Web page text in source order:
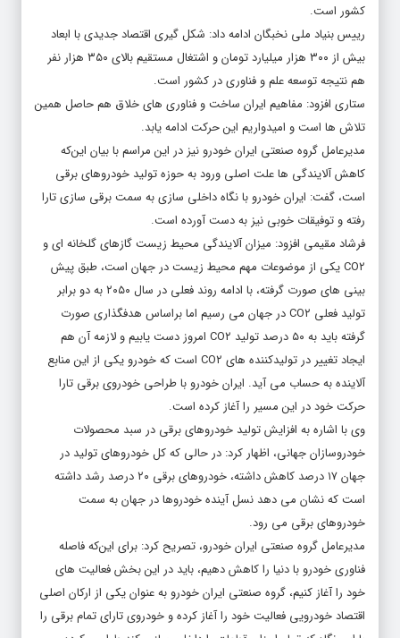
کشور است.
رییس بنیاد ملی نخبگان ادامه داد: شکل گیری اقتصاد جدیدی با ابعاد
بیش از ۳۰۰ هزار میلیارد تومان و اشتغال مستقیم بالای ۳۵۰ هزار نفر
هم نتیجه توسعه علم و فناوری در کشور است.
ستاری افزود: مفاهیم ایران ساخت و فناوری های خلاق هم حاصل همین
تلاش ها است و امیدواریم این حرکت ادامه یابد.
مدیرعامل گروه صنعتی ایران خودرو نیز در این مراسم با بیان این‌که
کاهش آلایندگی ها علت اصلی ورود به حوزه تولید خودروهای برقی
است، گفت: ایران خودرو با نگاه داخلی سازی به سمت برقی سازی تارا
رفته و توفیقات خوبی نیز به دست آورده است.
فرشاد مقیمی افزود: میزان آلایندگی محیط زیست گازهای گلخانه ای و
CO۲ یکی از موضوعات مهم محیط زیست در جهان است، طبق پیش
بینی های صورت گرفته، با ادامه روند فعلی در سال ۲۰۵۰ به دو برابر
تولید فعلی CO۲ در جهان می رسیم اما براساس هدفگذاری صورت
گرفته باید به ۵۰ درصد تولید CO۲ امروز دست یابیم و لازمه آن هم
ایجاد تغییر در تولیدکننده های CO۲ است که
خودرو یکی از این منابع
آلاینده به حساب می آید. ایران خودرو با طراحی خودروی برقی تارا
حرکت خود در این مسیر را آغاز کرده است.
وی با اشاره به افزایش تولید خودروهای برقی در سبد محصولات
خودروسازان جهانی، اظهار کرد: در حالی که کل خودروهای تولید در
جهان ۱۷ درصد کاهش داشته، خودروهای برقی ۲۰ درصد رشد داشته
است که نشان می دهد نسل آینده خودروها در جهان به سمت
خودروهای برقی می رود.
مدیرعامل گروه صنعتی ایران خودرو، تصریح کرد:‌ برای این‌که فاصله
فناوریخودرو با دنیا را کاهش دهیم، باید در این بخش فعالیت های
خود را آغاز کنیم، گروه صنعتی ایران خودرو به عنوان یکی از ارکان اصلی
اقتصاد خودرویی فعالیت خود را آغاز کرده و خودروی تارای تمام برقی را